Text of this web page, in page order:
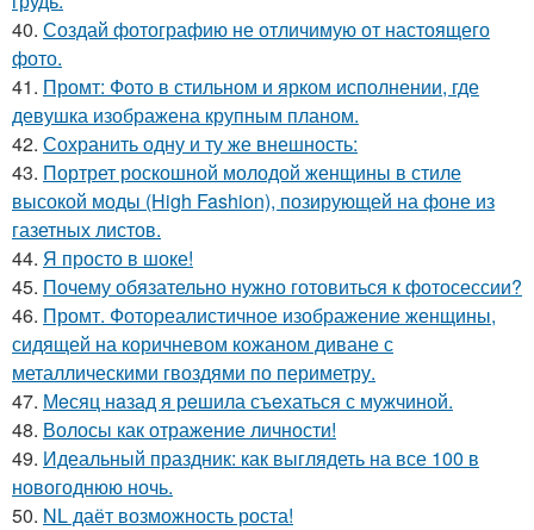
40. Создай фотографию не отличимую от настоящего
фото.
41. Промт: Фото в стильном и ярком исполнении, где
девушка изображена крупным планом.
42. Сохранить одну и ту же внешность:
43. Портрет роскошной молодой женщины в стиле
высокой моды (High Fashion), позирующей на фоне из
газетных листов.
44. Я просто в шоке!
45. Почему обязательно нужно готовиться к фотосессии?
46. Промт. Фотореалистичное изображение женщины,
сидящей на коричневом кожаном диване с
металлическими гвоздями по периметру.
47. Мeсяц нaзад я рeшила съeхаться с мужчиной.
48. Волосы как отражение личности!
49. Идеальный праздник: как выглядеть на все 100 в
новогоднюю ночь.
50. NL даёт возможность роста!